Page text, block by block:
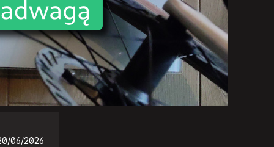
06/2026